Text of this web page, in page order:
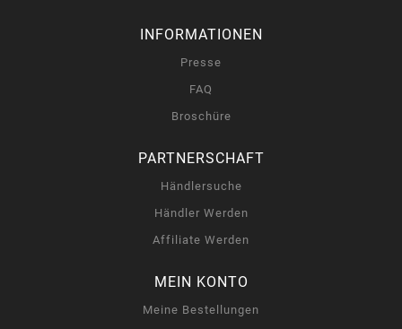
INFORMATIONEN
Presse
FAQ
Broschüre
PARTNERSCHAFT
Händlersuche
Händler Werden
Affiliate Werden
MEIN KONTO
Meine Bestellungen